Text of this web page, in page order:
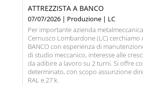
ATTREZZISTA A BANCO
07/07/2026 | Produzione | LC
Per importante azienda
Cernusco Lombardone (LC) cerchiamo
BANCO con esperienza di
di studio meccanico, interesse alle
da adibire a lavoro su 2 turni. Si offre
determinato, con scopo assunzione
RAL e 27 k.